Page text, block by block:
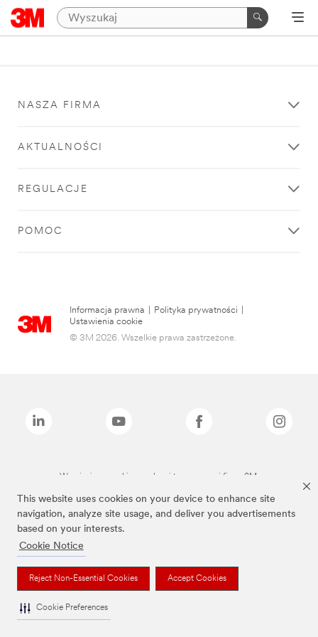
This website uses cookies on your device to enhance site
navigation, analyze site usage, and deliver you advertisements
based on your interests.
Cookie Notice
Reject Non-Essential Cookies Accept Cookies
Cookie Preferences
NASZA FIRMA
AKTUALNOŚCI
REGULACJE
POMOC
Informacja prawna Polityka prywatności
Ustawienia cookie
© 3M 2026. Wszelkie prawa zastrzeżone.
Wymienione marki są znakami towarowymi firmy 3M.